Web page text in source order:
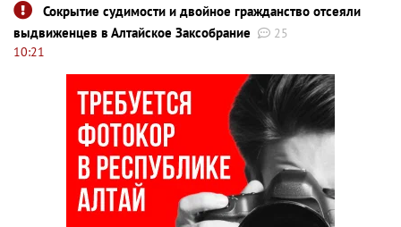
Сокрытие судимости и двойное гражданство отсеяли
выдвиженцев в Алтайское Заксобрание
25
10:21